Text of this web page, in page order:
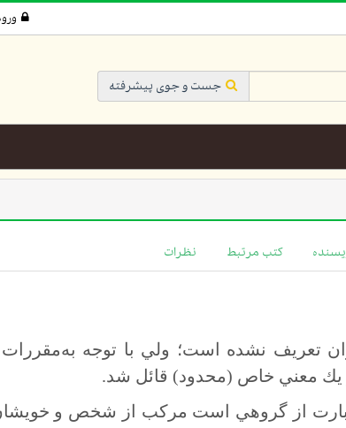
جست و جوی پیشرفته
کتب مرتبط نظرات
تعريف نشده است؛ ولي با توجه
يك معني خاص (محدود) قائل شد.
عبارت از گروهي است مركب از شخص و